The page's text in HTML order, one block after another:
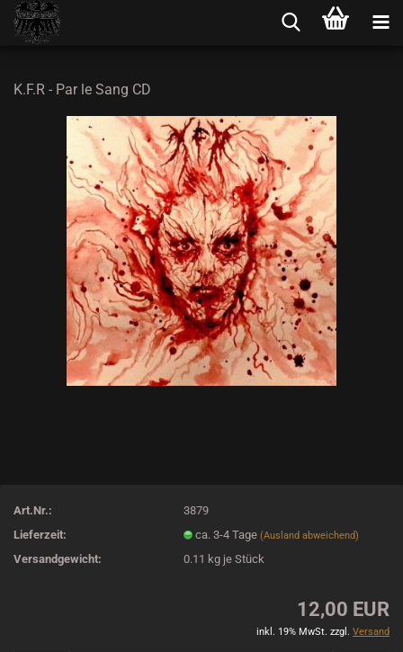
K.F.R - Par le Sang CD
Art.Nr.:
3879
Lieferzeit:
ca. 3-4 Tage(Ausland abweichend)
Versandgewicht: 0.11 kg je Stück
12,00 EUR
inkl. 19% MwSt. zzgl. Versand